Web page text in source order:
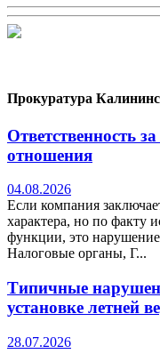
Прокуратура
Ответственность
отношения
04.08.2026
Если компания
характера, но по факту
функции, это нарушение
Налоговые органы, Г...
Типичные
установке летней
28.07.2026